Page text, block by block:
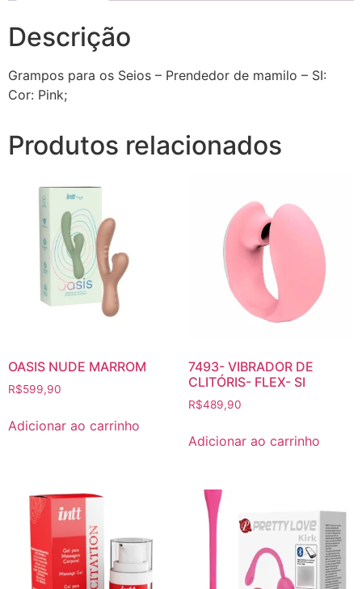
Descrição
Grampos para os Seios – Prendedor de mamilo – SI:
Cor: Pink;
Produtos relacionados
OASIS NUDE MARROM
R$599,90
Adicionar ao carrinho
7493- VIBRADOR DE
CLITÓRIS- FLEX- SI
R$489,90
Adicionar ao carrinho